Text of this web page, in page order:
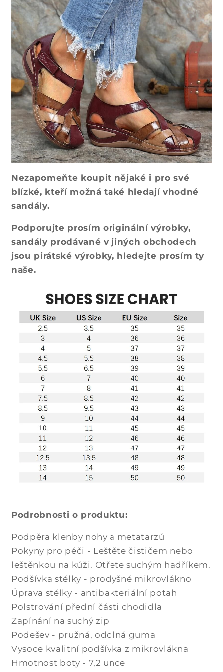
Nezapomeňte koupit nějaké i pro své
blízké, kteří možná také hledají vhodné
sandály.
Podporujte prosím originální výrobky,
sandály prodávané v jiných obchodech
jsou pirátské výrobky, hledejte prosím ty
naše.
Podrobnosti o produktu:
Podpěra klenby nohy a metatarzů
Pokyny pro péči - Leštěte čističem nebo
leštěnkou na kůži. Otřete suchým hadříkem.
Podšívka stélky - prodyšné mikrovlákno
Úprava stélky - antibakteriální potah
Polstrování přední části chodidla
Zapínání na suchý zip
Podešev - pružná, odolná guma
Vysoce kvalitní podšívka z mikrovlákna
Hmotnost boty - 7,2 unce